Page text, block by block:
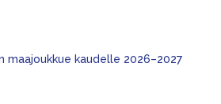
maajoukkue kaudelle 2026–2027